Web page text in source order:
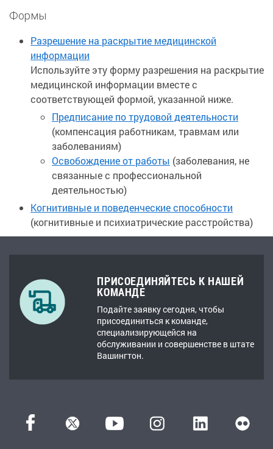
Формы
Разрешение на раскрытие медицинской
информации
Используйте эту форму разрешения на раскрытие
медицинской информации вместе с
соответствующей формой, указанной ниже.
Предписание по трудовой деятельности
(компенсация работникам, травмам или
заболеваниям)
Освобождение от работы (заболевания, не
связанные с профессиональной
деятельностью)
Когнитивные и поведенческие способности
(когнитивные и психиатрические расстройства)
ПРИСОЕДИНЯЙТЕСЬ К НАШЕЙ
КОМАНДЕ
Подайте заявку сегодня, чтобы
присоединиться к команде,
специализирующейся на
обслуживании и совершенстве в штате
Вашингтон.